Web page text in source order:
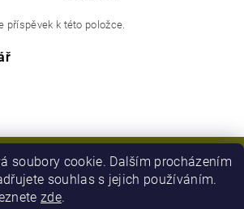
příspěvek k této položce.
soubory cookie. Dalším procházením
souhlas s jejich používáním.
zde.